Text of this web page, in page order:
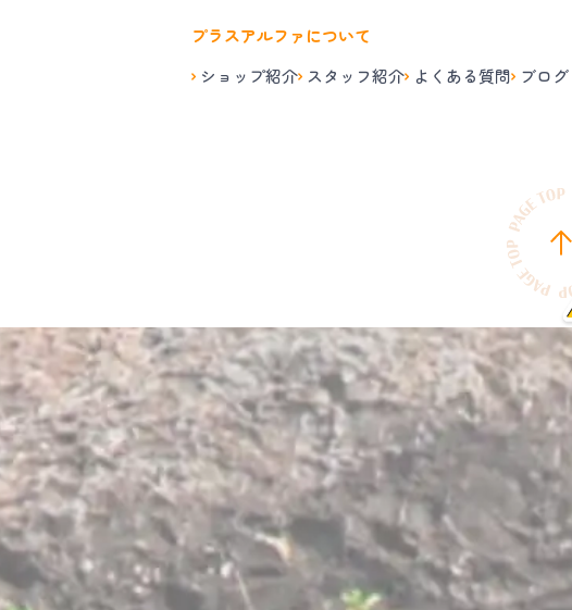
プラスアルファについて
ショップ紹介 スタッフ紹介 よくある質問 ブログ